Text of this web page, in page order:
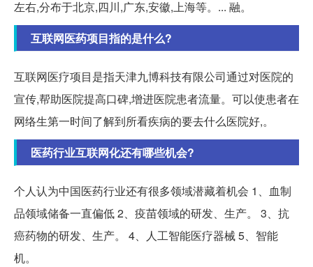
左右,分布于北京,四川,广东,安徽,上海等。... 融。
互联网医药项目指的是什么?
互联网医疗项目是指天津九博科技有限公司通过对医院的
宣传,帮助医院提高口碑,增进医院患者流量。可以使患者在
网络生第一时间了解到所看疾病的要去什么医院好,。
医药行业互联网化还有哪些机会?
个人认为中国医药行业还有很多领域潜藏着机会 1、血制
品领域储备一直偏低 2、疫苗领域的研发、生产。 3、抗
癌药物的研发、生产。 4、人工智能医疗器械 5、智能
机。